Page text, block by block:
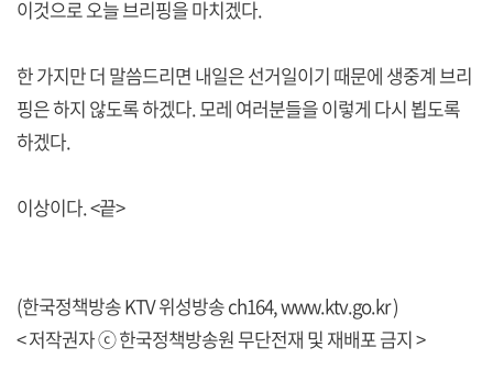
이것으로 오늘 브리핑을 마치겠다.
한 가지만 더 말씀드리면 내일은 선거일이기 때문에 생중계 브리
핑은 하지 않도록 하겠다. 모레 여러분들을 이렇게 다시 뵙도록
하겠다.
이상이다. <끝>
(한국정책방송 KTV 위성방송 ch164, www.ktv.go.kr )
< 저작권자 ⓒ 한국정책방송원 무단전재 및 재배포 금지 >